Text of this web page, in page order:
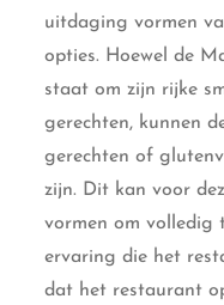
uitdaging vormen
opties. Hoewel de
staat om zijn rijke
gerechten, kunnen
gerechten of
zijn. Dit kan voor
vormen om volledig
ervaring die het
dat het restaurant